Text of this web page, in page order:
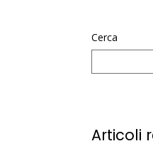
Cerca
Articoli